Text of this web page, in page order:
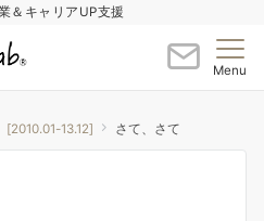
＆キャリアUP支援
Menu
[2010.01-13.12] さて、さて